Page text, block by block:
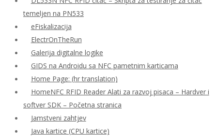
temeljen na PN533
eFiskalizacija
ElectrOnTheRun
Galerija digitalne logike
GIDS na Androidu sa NFC pametnim karticama
Home Page: (hr translation)
HomeNFC RFID Reader Alati za razvoj pisaca – Hardver i
softver SDK – Početna stranica
Jamstveni zahtjev
Java kartice (CPU kartice)